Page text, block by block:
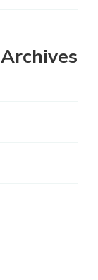
Archives